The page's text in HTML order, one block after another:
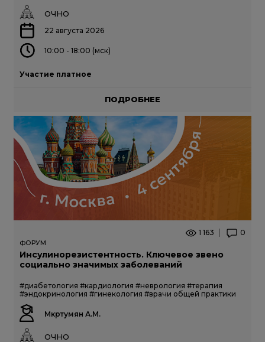
ОЧНО
22 августа 2026
10:00 - 18:00 (мск)
Участие платное
ПОДРОБНЕЕ
1 163 0
ФОРУМ
Инсулинорезистентность. Ключевое звено
социально значимых заболеваний
#диабетология #кардиология #неврология #терапия
#эндокринология #гинекология #врачи общей практики
Мкртумян А.М.
ОЧНО